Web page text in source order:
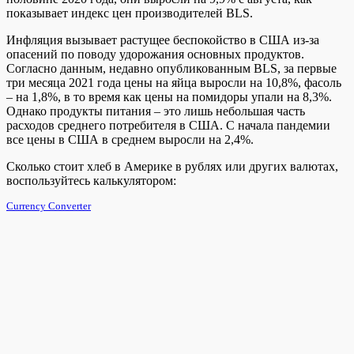
показывает индекс цен производителей BLS.
Инфляция вызывает растущее беспокойство в США из-за
опасений по поводу удорожания основных продуктов.
Согласно данным, недавно опубликованным BLS, за первые
три месяца 2021 года цены на яйца выросли на 10,8%, фасоль
– на 1,8%, в то время как цены на помидоры упали на 8,3%.
Однако продукты питания – это лишь небольшая часть
расходов среднего потребителя в США. С начала пандемии
все цены в США в среднем выросли на 2,4%.
Сколько стоит хлеб в Америке в рублях или других валютах,
воспользуйтесь калькулятором:
Currency Converter